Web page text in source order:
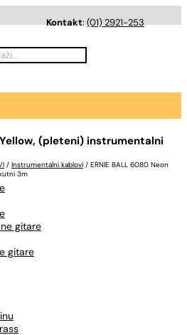
Kontakt:(01) 2921-253
gitare
gitare
Yellow, (pleteni) instrumentalni
/ Instrumentalni kablovi / ERNIE BALL 6080 Neon
3m